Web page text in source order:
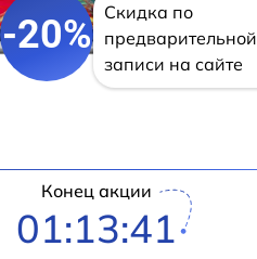
-20%
Скидка по
предварительной
записи на сайте
Конец акции
01:13:40